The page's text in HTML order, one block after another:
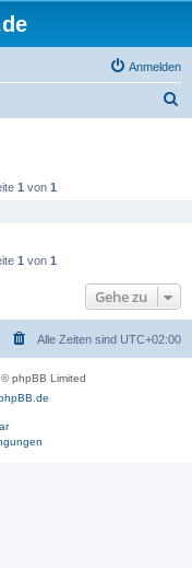
Anmelden
1 von 1
1 von 1
Gehe zu
Alle Zeiten sind UTC+02:00
phpBB Limited